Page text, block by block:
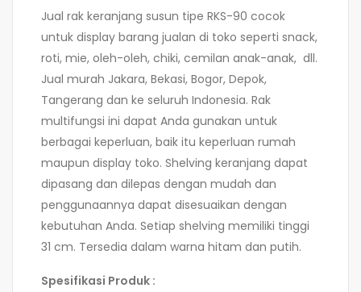
Jual rak keranjang susun tipe RKS-90 cocok
untuk display barang jualan di toko seperti snack,
roti, mie, oleh-oleh, chiki, cemilan anak-anak, dll.
Jual murah Jakara, Bekasi, Bogor, Depok,
Tangerang dan ke seluruh Indonesia. Rak
multifungsi ini dapat Anda gunakan untuk
berbagai keperluan, baik itu keperluan rumah
maupun display toko. Shelving keranjang dapat
dipasang dan dilepas dengan mudah dan
penggunaannya dapat disesuaikan dengan
kebutuhan Anda. Setiap shelving memiliki tinggi
31 cm. Tersedia dalam warna hitam dan putih.
Spesifikasi Produk :